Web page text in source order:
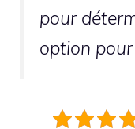
pour
option